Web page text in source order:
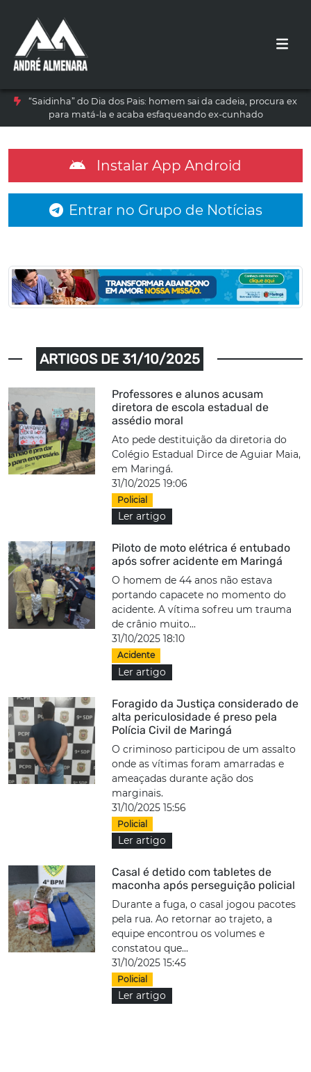
“Saidinha” do Dia dos Pais: homem sai da cadeia, procura ex
para matá-la e acaba esfaqueando ex-cunhado
Instalar App Android
Entrar no Grupo de Notícias
ARTIGOS DE 31/10/2025
Professores e alunos acusam
diretora de escola estadual de
assédio moral
Ato pede destituição da diretoria do
Colégio Estadual Dirce de Aguiar Maia,
em Maringá.
31/10/2025 19:06
Policial
Ler artigo
Piloto de moto elétrica é entubado
após sofrer acidente em Maringá
O homem de 44 anos não estava
portando capacete no momento do
acidente. A vítima sofreu um trauma
de crânio muito...
31/10/2025 18:10
Acidente
Ler artigo
Foragido da Justiça considerado de
alta periculosidade é preso pela
Polícia Civil de Maringá
O criminoso participou de um assalto
onde as vítimas foram amarradas e
ameaçadas durante ação dos
marginais.
31/10/2025 15:56
Policial
Ler artigo
Casal é detido com tabletes de
maconha após perseguição policial
Durante a fuga, o casal jogou pacotes
pela rua. Ao retornar ao trajeto, a
equipe encontrou os volumes e
constatou que...
31/10/2025 15:45
Policial
Ler artigo